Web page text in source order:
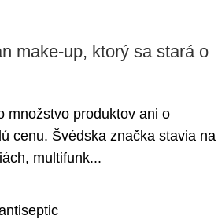
make-up, ktorý sa stará o
množstvo produktov ani o
cenu. Švédska značka stavia na
multifunk...